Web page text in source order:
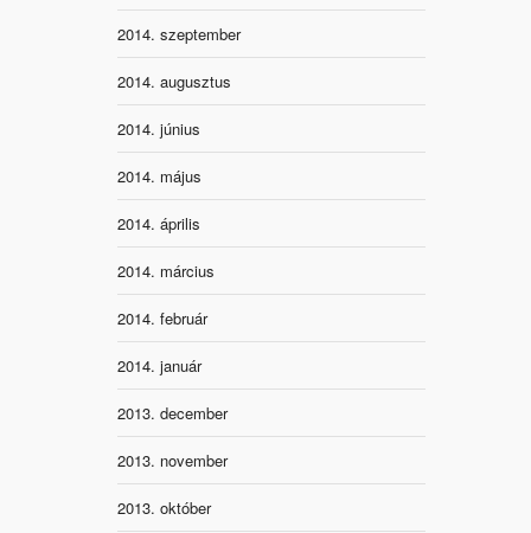
2014. szeptember
2014. augusztus
2014. június
2014. május
2014. április
2014. március
2014. február
2014. január
2013. december
2013. november
2013. október